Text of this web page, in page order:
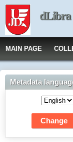
MAIN PAGE
Metadata